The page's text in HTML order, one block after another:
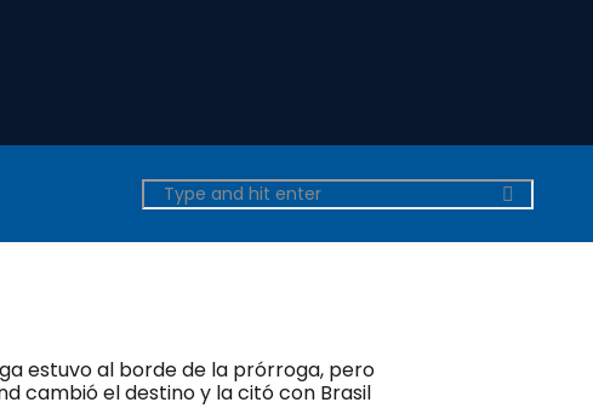
estuvo al borde de la prórroga, pero
cambió el destino y la citó con Brasil